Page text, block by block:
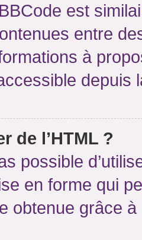
est
entre
à
depuis
de l’HTML ?
possible
en forme qui
obtenue grâce à